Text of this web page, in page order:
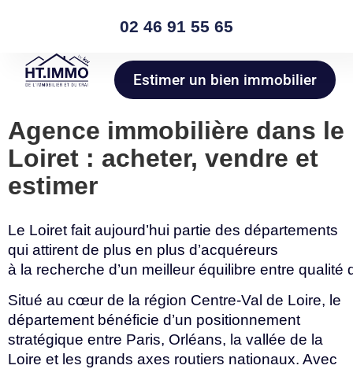
02 46 91 55 65
Estimer un bien immobilier
Agence immobilière dans le
Loiret : acheter, vendre et
estimer
Le Loiret fait aujourd’hui partie des départements
qui attirent de plus en plus d’acquéreurs
à la recherche d’un meilleur équilibre entre qualité
Situé au cœur de la région Centre-Val de Loire, le
département bénéficie d’un positionnement
stratégique entre Paris, Orléans, la vallée de la
Loire et les grands axes routiers nationaux. Avec